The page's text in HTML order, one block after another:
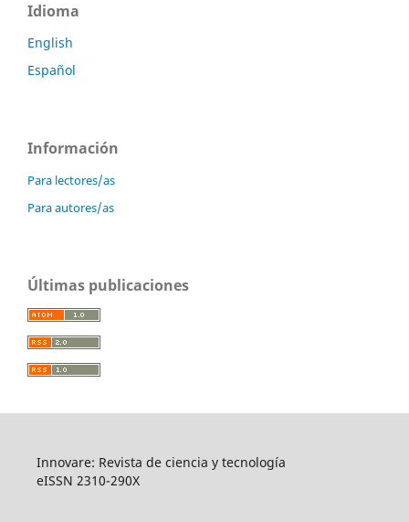
Idioma
English
Español
Información
Para lectores/as
Para autores/as
Últimas publicaciones
Innovare: Revista de ciencia y tecnología
eISSN 2310-290X